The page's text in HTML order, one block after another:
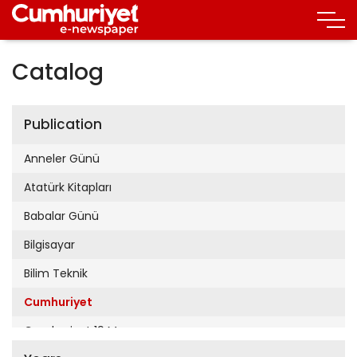
Catalog
Publication
Anneler Günü
Atatürk Kitapları
Babalar Günü
Bilgisayar
Bilim Teknik
Cumhuriyet
Cumhuriyet 19 Mayıs